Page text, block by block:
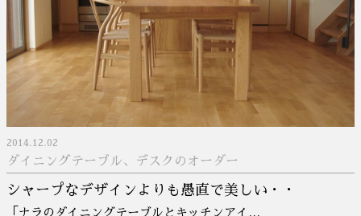
2014.12.02
ダイニングテーブル、デスクのオーダー
シャープなデザインよりも愚直で美しい・・
「ナラのダイニングテーブルとキッチンアイ…